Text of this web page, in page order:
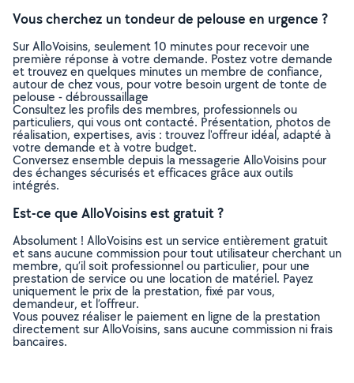
Vous cherchez un tondeur de pelouse en urgence ?
Sur AlloVoisins, seulement 10 minutes pour recevoir une
première réponse à votre demande. Postez votre demande
et trouvez en quelques minutes un membre de confiance,
autour de chez vous, pour votre besoin urgent de tonte de
pelouse - débroussaillage
Consultez les profils des membres, professionnels ou
particuliers, qui vous ont contacté. Présentation, photos de
réalisation, expertises, avis : trouvez l'offreur idéal, adapté à
votre demande et à votre budget.
Conversez ensemble depuis la messagerie AlloVoisins pour
des échanges sécurisés et efficaces grâce aux outils
intégrés.
Est-ce que AlloVoisins est gratuit ?
Absolument ! AlloVoisins est un service entièrement gratuit
et sans aucune commission pour tout utilisateur cherchant un
membre, qu’il soit professionnel ou particulier, pour une
prestation de service ou une location de matériel. Payez
uniquement le prix de la prestation, fixé par vous,
demandeur, et l’offreur.
Vous pouvez réaliser le paiement en ligne de la prestation
directement sur AlloVoisins, sans aucune commission ni frais
bancaires.